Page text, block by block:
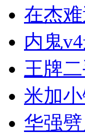
在杰
内鬼
王牌
米加
华强